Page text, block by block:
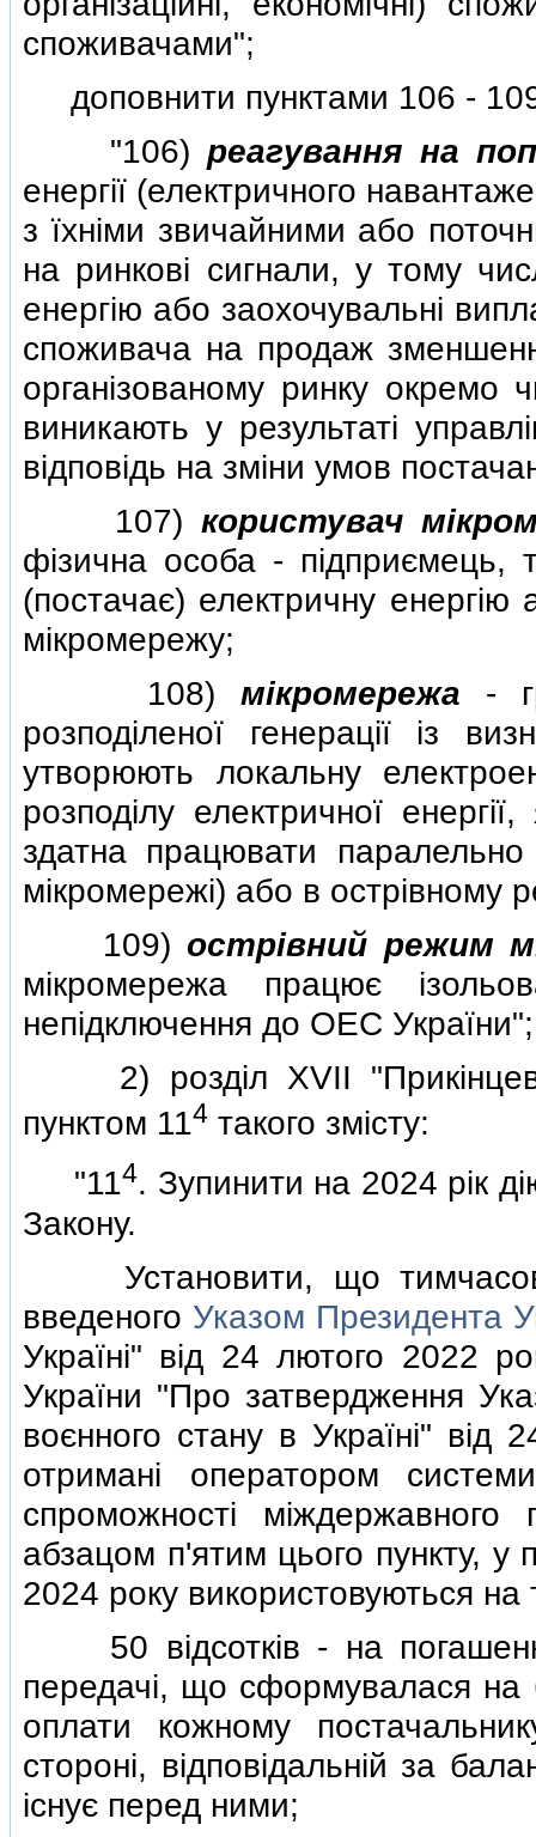
споживачами";
доповнити пунктами 106 - 109
"106)реагування на
енергiї (електричного
з їхнiми звичайними або
на ринковi сигнали, у тому
енергiю або заохочувальнi
споживача на продаж
органiзованому ринку
виникають у результатi
вiдповiдь на змiни умов
107) користувач
фiзична особа - пiдприємець,
(постачає) електричну
мiкромережу;
108) мiкромережа -
розподiленої генерацiї iз
утворюють локальну
розподiлу електричної
здатна працювати
мiкромережi) або в острiвному
109)острiвний режим
мiкромережа працює
непiдключення до ОЕС України";
2) роздiл XVII "Прикiнцевi
пунктом 114 такого змiсту:
"114. Зупинити на 2024 рiк
Закону.
Установити, що
введеного Указом Президента
Українi" вiд 24 лютого 2022
України "Про затвердження
воєнного стану в Українi" вiд
отриманi оператором
спроможностi мiждержавного
абзацом п'ятим цього пункту,
2024 року використовуються на
50 вiдсоткiв - на
передачi, що сформувалася на
оплати кожному
сторонi, вiдповiдальнiй за
iснує перед ними;